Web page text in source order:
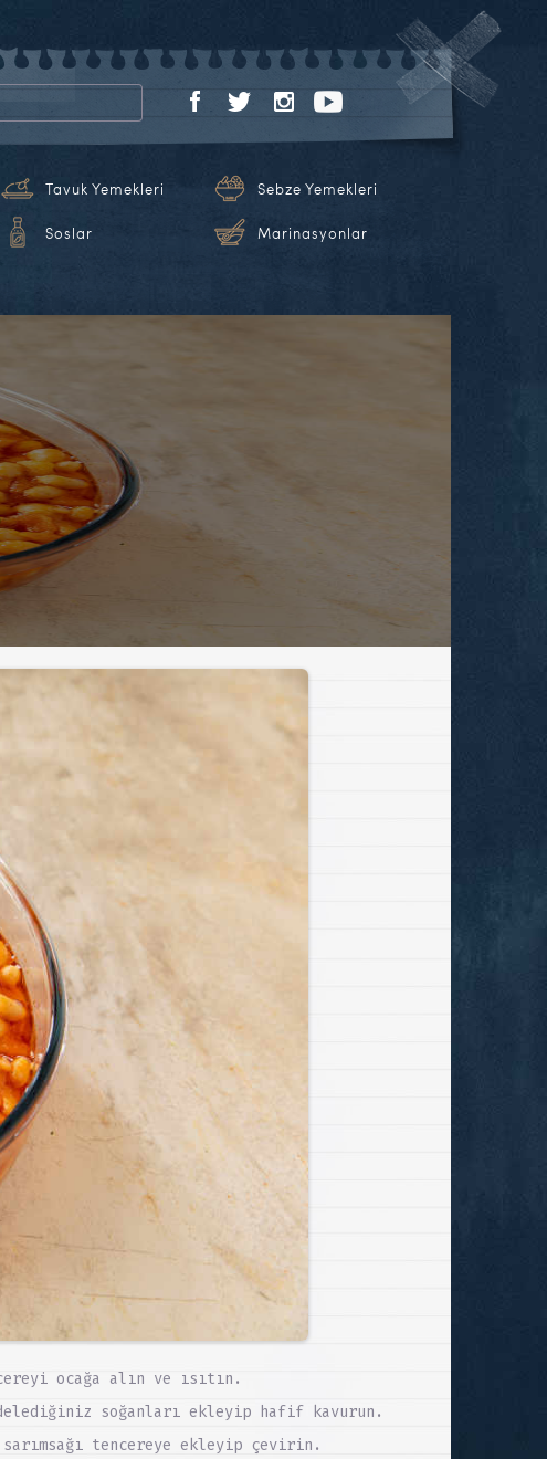
Tavuk Yemekleri Sebze Yemekleri
Soslar Marinasyonlar
ocağa alın ve ısıtın.
soğanları ekleyip hafif kavurun.
tencereye ekleyip çevirin.